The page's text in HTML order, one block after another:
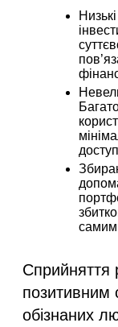
Низькі
самим
Сприйняття
позитивним
обізнаних